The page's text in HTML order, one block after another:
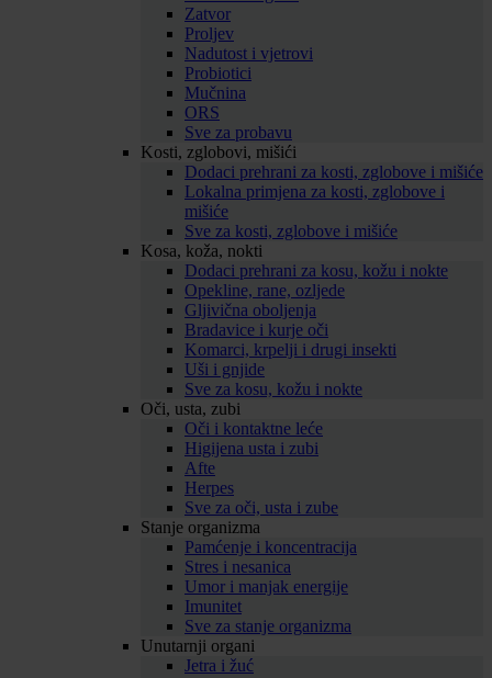
Zatvor
Proljev
Nadutost i vjetrovi
Probiotici
Mučnina
ORS
Sve za probavu
Kosti, zglobovi, mišići
Dodaci prehrani za kosti, zglobove i mišiće
Lokalna primjena za kosti, zglobove i
mišiće
Sve za kosti, zglobove i mišiće
Kosa, koža, nokti
Dodaci prehrani za kosu, kožu i nokte
Opekline, rane, ozljede
Gljivična oboljenja
Bradavice i kurje oči
Komarci, krpelji i drugi insekti
Uši i gnjide
Sve za kosu, kožu i nokte
Oči, usta, zubi
Oči i kontaktne leće
Higijena usta i zubi
Afte
Herpes
Sve za oči, usta i zube
Stanje organizma
Pamćenje i koncentracija
Stres i nesanica
Umor i manjak energije
Imunitet
Sve za stanje organizma
Unutarnji organi
Jetra i žuć